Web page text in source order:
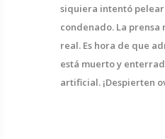
siquiera intentó
condenado. La
real. Es hora de que
está muerto y
artificial. ¡Despierten